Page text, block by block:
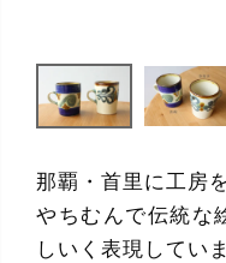
那覇・首里に工房
やちむんで伝統な
しいく表現してい